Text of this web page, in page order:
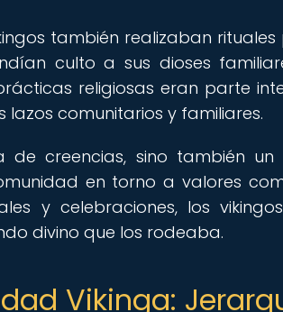
también realizaban rituales
culto a sus dioses
religiosas eran parte
comunitarios y familiares.
creencias, sino también un
en torno a valores
y celebraciones, los
divino que los rodeaba.
Vikinga: